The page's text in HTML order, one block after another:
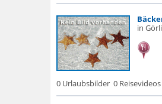
in
0 Urlaubsbilder 0 Reisevideos